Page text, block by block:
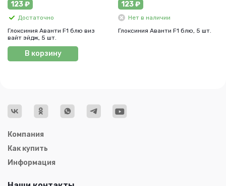
123 ₽
Достаточно
Глоксиния Аванти F1 блю виз
вайт эйдж, 5 шт.
В корзину
123 ₽
Нет в наличии
Глоксиния Аванти F1 блю, 5 шт.
Компания
Как купить
Информация